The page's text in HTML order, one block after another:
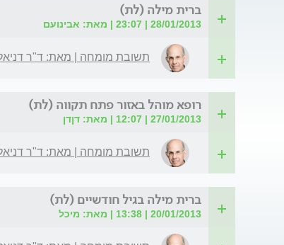
ברית מילה (לת)
28/01/2013 | 23:07 | מאת: אבינועם
תשובת מומחה | מאת: ד"ר
רופא מוהל באזור פתח תקווה (לת)
27/01/2013 | 12:07 | מאת: דןדן
תשובת מומחה | מאת: ד"ר
ברית מילה בגיל חודשיים (לת)
20/01/2013 | 13:38 | מאת: מיכל